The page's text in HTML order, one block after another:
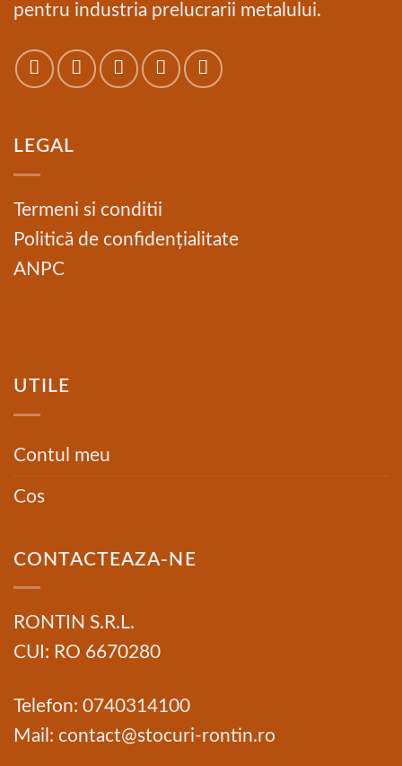
pentru industria prelucrarii metalului.
LEGAL
Termeni si conditii
Politică de confidențialitate
ANPC
UTILE
Contul meu
Cos
CONTACTEAZA-NE
RONTIN S.R.L.
CUI: RO 6670280
Telefon: 0740314100
Mail: contact@stocuri-rontin.ro